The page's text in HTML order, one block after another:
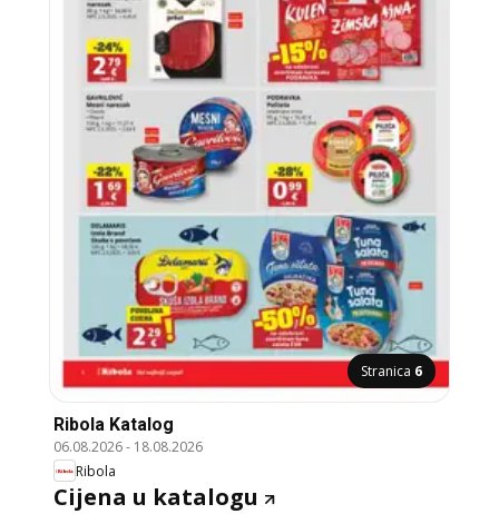
Stranica 6
Ribola Katalog
06.08.2026- 18.08.2026
Ribola
Cijena u katalogu